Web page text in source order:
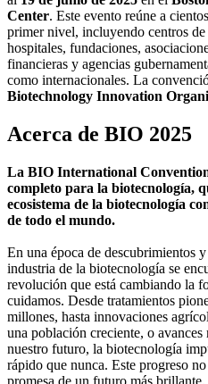
Center. Este evento reúne a
primer nivel, incluyendo centros
hospitales, fundaciones,
financieras y agencias
como internacionales. La
Biotechnology Innovation
Acerca de BIO 2025
La BIO International
completo para la biotecnología,
ecosistema de la biotecnología
de todo el mundo.
En una época de descubrimientos
industria de la biotecnología se
revolución que está cambiando la
cuidamos. Desde tratamientos
millones, hasta innovaciones
una población creciente, o avances
nuestro futuro, la biotecnología
rápido que nunca. Este progreso
promesa de un futuro más